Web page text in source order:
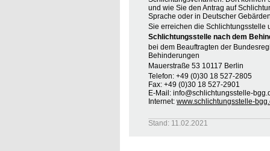
und wie Sie den Antrag auf
Sprache oder in Deutscher
Sie erreichen die Schlichtungsstelle
Schlichtungsstelle nach dem
bei dem Beauftragten der
Behinderungen
Mauerstraße 53 10117 Berlin
Telefon: +49 (0)30 18 527-2805
Fax: +49 (0)30 18 527-2901
E-Mail: info@schlichtungsstelle-
Internet: www.schlichtungsstelle-
Stand: 11.02.2021